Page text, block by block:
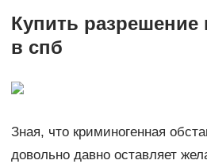
Купить разрешение
в спб
Зная, что криминогенная
довольно давно оставляет